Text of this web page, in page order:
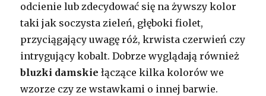
odcienie lub zdecydować się na żywszy kolor
taki jak soczysta zieleń, głęboki fiolet,
przyciągający uwagę róż, krwista czerwień czy
intrygujący kobalt. Dobrze wyglądają również
bluzki damskie łączące kilka kolorów we
wzorze czy ze wstawkami o innej barwie.